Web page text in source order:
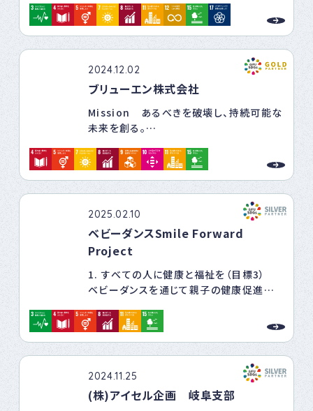
ら継続伐採活動を実施しています。自助と
共助で荒廃竹林伐採活動を長期継続でき
る仕組みを整え、将来に向けて自慢できる
「里山」を造り、子供からお年寄りまで暮ら
し易い農村環境を持続することが目的で
す
社会課題の解決に取り組みＳＤＧｓ達成に
貢献します
2024.12.02
ブリューエン株式会社
Mission あるべきを破壊し、持続可能な
未来を創る。
「女性はこうあるべき」「地方だからできな
い」「外国人には難しい」。
き」見えない壁がまだ多く存在します。
ブリューエンは、その固定観念を壊します。
誰もが自分らしく輝ける仕組みを再構築
し、一時的な解決ではない、 次世代へと続
2025.02.10
ベビーダンスSmile Forward
Project
1. すべての人に健康と福祉を（目標3）
ベビーダンスを通じて親子の健康促進と
軽減に貢献します。
親子のふれあいを通じて、乳幼児期からの
情緒的発達を支え、保護者向けの育児支
援プログラムを提供します。
2024.11.25
(株)アイセル企画 岐阜支部